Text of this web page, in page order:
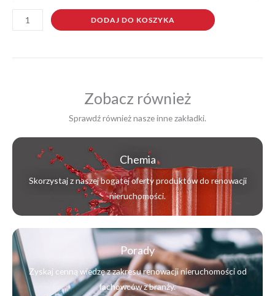
DODAJ DO KOSZYKA
Zobacz również
Sprawdź również nasze inne zakładki.
Chemia
Skorzystaj z naszej bogatej oferty produktów do renowacji
nieruchomości.
Porady
Zyskaj cenną wiedzę z zakresu renowacji nieruchomości od
fachowców z branży.